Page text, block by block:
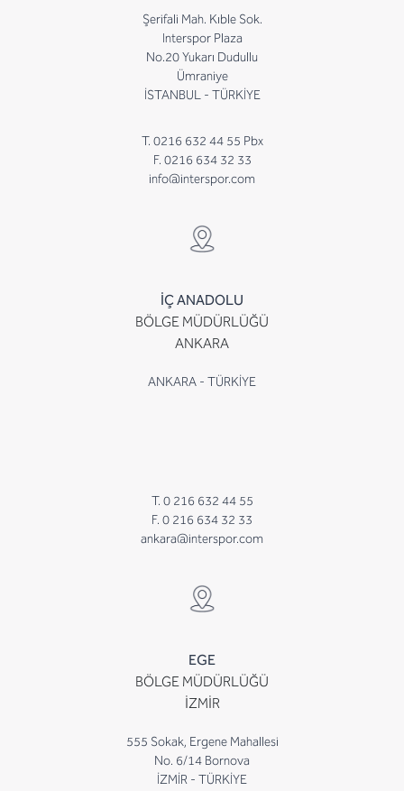
Şerifali Mah. Kıble Sok.
Interspor Plaza
No.20 Yukarı Dudullu
Ümraniye
İSTANBUL - TÜRKİYE
T. 0216 632 44 55 Pbx
F. 0216 634 32 33
info@interspor.com
İÇ ANADOLU
BÖLGE MÜDÜRLÜĞÜ
ANKARA
ANKARA - TÜRKİYE
T. 0 216 632 44 55
F. 0 216 634 32 33
ankara@interspor.com
EGE
BÖLGE MÜDÜRLÜĞÜ
İZMİR
555 Sokak, Ergene Mahallesi
No. 6/14 Bornova
İZMİR - TÜRKİYE